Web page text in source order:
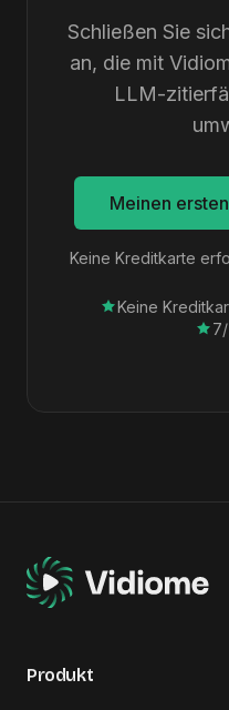
Schließen Sie
an, die mit
LLM-
Meinen
Keine Kreditkarte
Keine
Produkt